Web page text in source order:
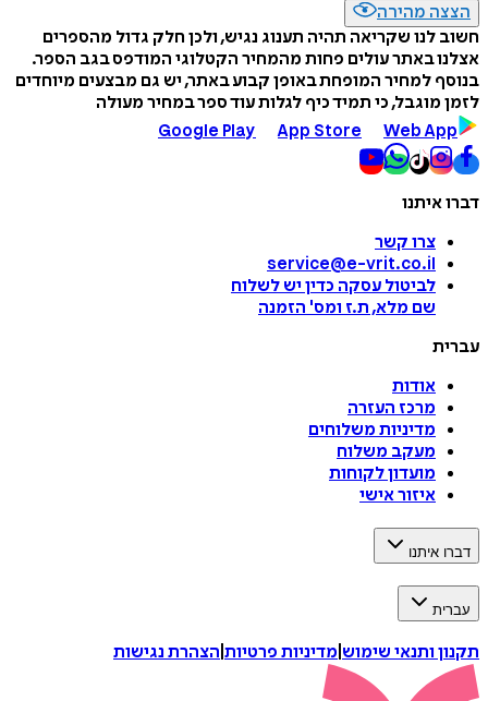
הצצה מהירה
חשוב לנו שקריאה תהיה תענוג נגיש, ולכן חלק גדול מהספרים
אצלנו באתר עולים פחות מהמחיר הקטלוגי המודפס בגב הספר.
בנוסף למחיר המופחת באופן קבוע באתר, יש גם מבצעים מיוחדים
לזמן מוגבל, כי תמיד כיף לגלות עוד ספר במחיר מעולה
Google Play
App Store Web App
דברו איתנו
צרו קשר
service@e-vrit.co.il
לביטול עסקה כדין יש לשלוח
שם מלא, ת.ז ומס' הזמנה
עברית
אודות
מרכז העזרה
מדיניות משלוחים
מעקב משלוח
מועדון לקוחות
איזור אישי
דברו איתנו
עברית
תקנון ותנאי שימוש מדיניות פרטיות הצהרת נגישות